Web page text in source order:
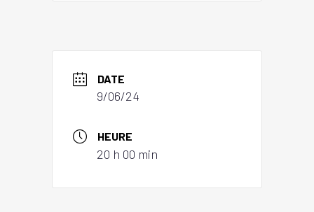
DATE
9/06/24
HEURE
20 h 00 min